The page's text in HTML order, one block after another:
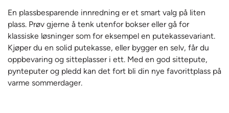
En plassbesparende innredning er et smart valg på liten
plass. Prøv gjerne å tenk utenfor bokser eller gå for
klassiske løsninger som for eksempel en putekassevariant.
Kjøper du en solid putekasse, eller bygger en selv, får du
oppbevaring og sitteplasser i ett. Med en god sittepute,
pynteputer og pledd kan det fort bli din nye favorittplass på
varme sommerdager.